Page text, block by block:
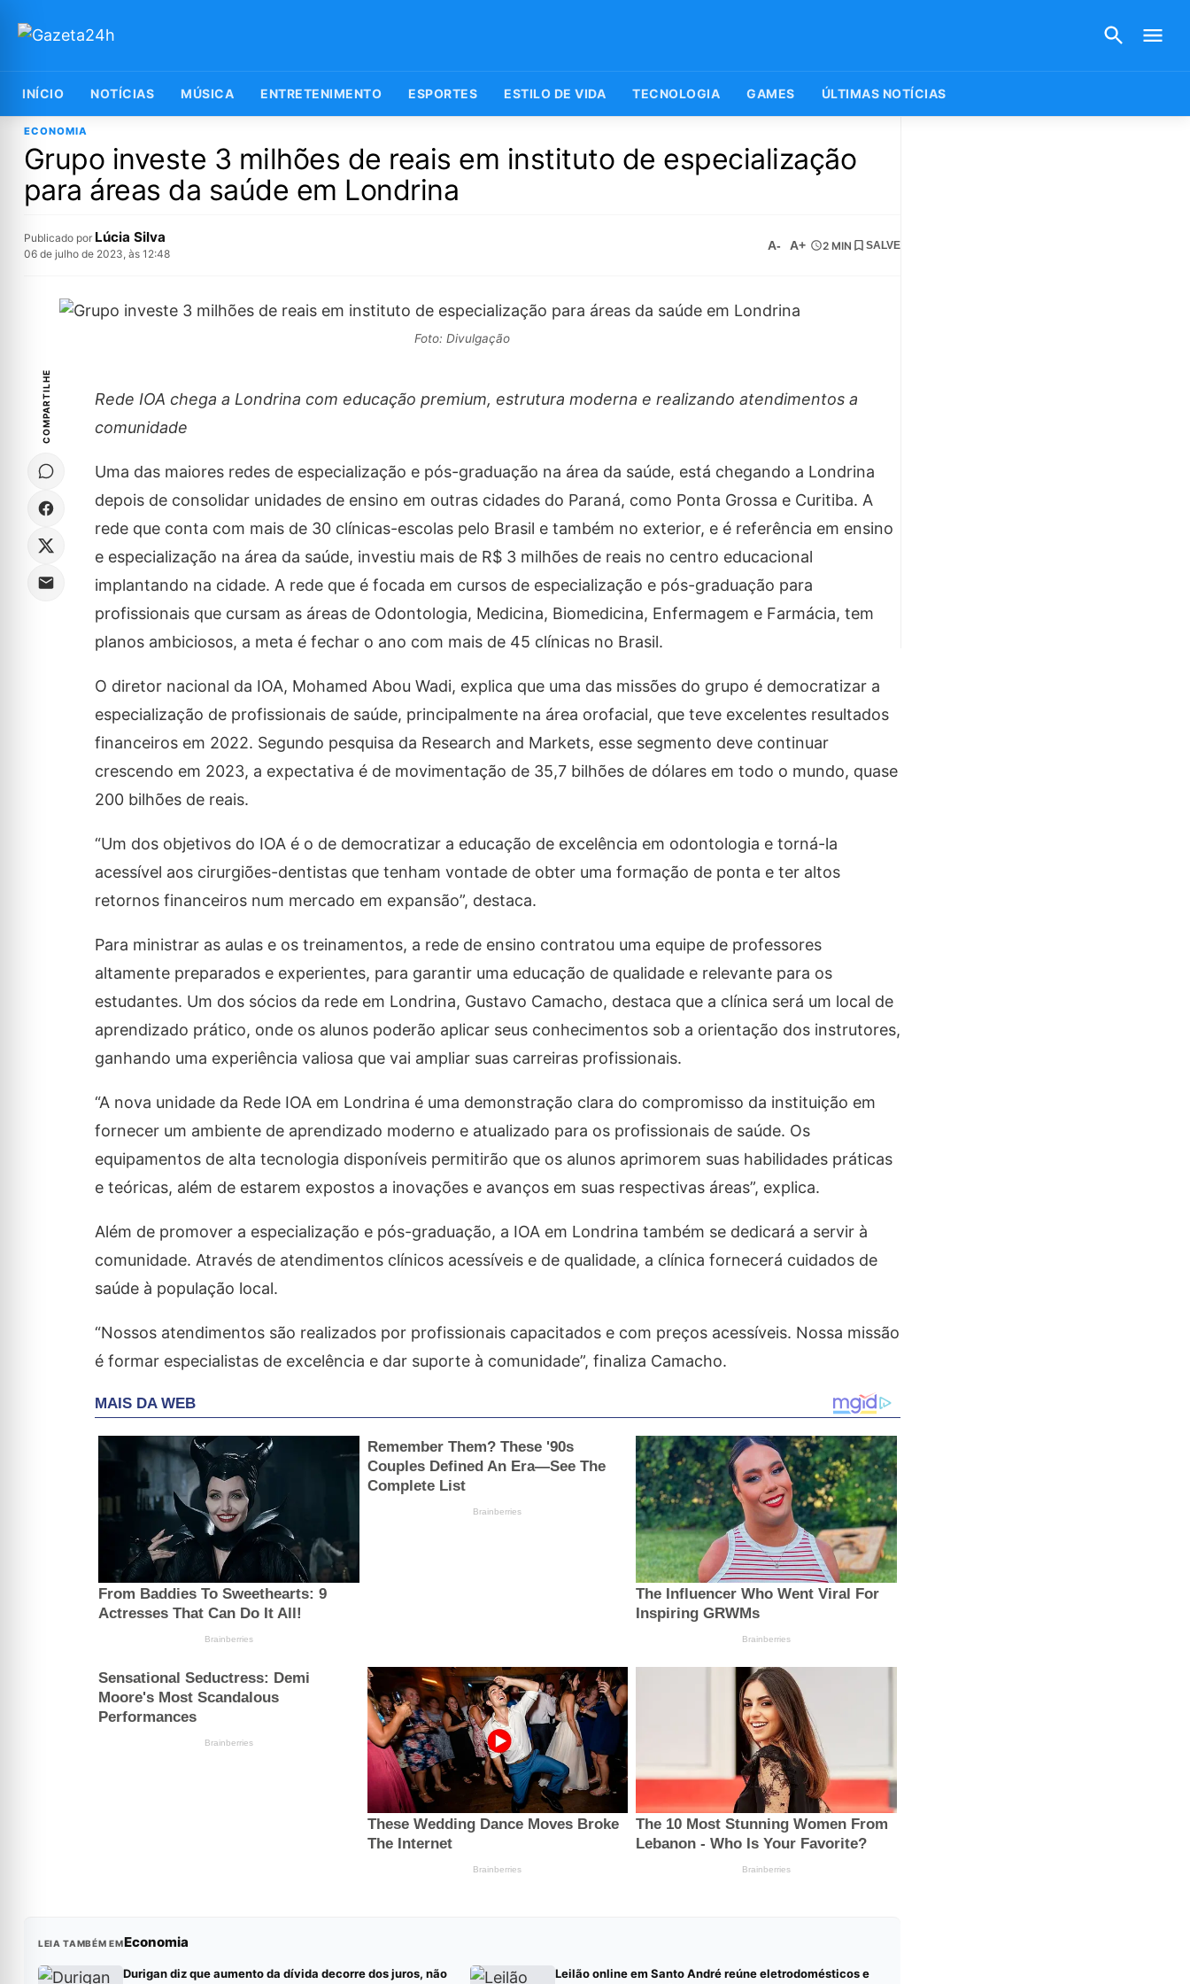
INÍCIO NOTÍCIAS MÚSICA ENTRETENIMENTO ESPORTES ESTILO DE VIDA TECNOLOGIA GAMES ÚLTIMAS NOTÍCIAS
ECONOMIA
Grupo investe 3 milhões de reais em instituto de especialização
para áreas da saúde em Londrina
Publicado por Lúcia Silva
06 de julho de 2023, às 12:48
A- A+ 2 MIN SALVE
Foto: Divulgação
COMPARTILHE
Rede IOA chega a Londrina com educação premium, estrutura moderna e realizando atendimentos a
comunidade
Uma das maiores redes de especialização e pós-graduação na área da saúde, está chegando a Londrina
depois de consolidar unidades de ensino em outras cidades do Paraná, como Ponta Grossa e Curitiba. A
rede que conta com mais de 30 clínicas-escolas pelo Brasil e também no exterior, e é referência em ensino
e especialização na área da saúde, investiu mais de R$ 3 milhões de reais no centro educacional
implantando na cidade. A rede que é focada em cursos de especialização e pós-graduação para
profissionais que cursam as áreas de Odontologia, Medicina, Biomedicina, Enfermagem e Farmácia, tem
planos ambiciosos, a meta é fechar o ano com mais de 45 clínicas no Brasil.
O diretor nacional da IOA, Mohamed Abou Wadi, explica que uma das missões do grupo é democratizar a
especialização de profissionais de saúde, principalmente na área orofacial, que teve excelentes resultados
financeiros em 2022. Segundo pesquisa da Research and Markets, esse segmento deve continuar
crescendo em 2023, a expectativa é de movimentação de 35,7 bilhões de dólares em todo o mundo, quase
200 bilhões de reais.
“Um dos objetivos do IOA é o de democratizar a educação de excelência em odontologia e torná-la
acessível aos cirurgiões-dentistas que tenham vontade de obter uma formação de ponta e ter altos
retornos financeiros num mercado em expansão”, destaca.
Para ministrar as aulas e os treinamentos, a rede de ensino contratou uma equipe de professores
altamente preparados e experientes, para garantir uma educação de qualidade e relevante para os
estudantes. Um dos sócios da rede em Londrina, Gustavo Camacho, destaca que a clínica será um local de
aprendizado prático, onde os alunos poderão aplicar seus conhecimentos sob a orientação dos instrutores,
ganhando uma experiência valiosa que vai ampliar suas carreiras profissionais.
“A nova unidade da Rede IOA em Londrina é uma demonstração clara do compromisso da instituição em
fornecer um ambiente de aprendizado moderno e atualizado para os profissionais de saúde. Os
equipamentos de alta tecnologia disponíveis permitirão que os alunos aprimorem suas habilidades práticas
e teóricas, além de estarem expostos a inovações e avanços em suas respectivas áreas”, explica.
Além de promover a especialização e pós-graduação, a IOA em Londrina também se dedicará a servir à
comunidade. Através de atendimentos clínicos acessíveis e de qualidade, a clínica fornecerá cuidados de
saúde à população local.
“Nossos atendimentos são realizados por profissionais capacitados e com preços acessíveis. Nossa missão
é formar especialistas de excelência e dar suporte à comunidade”, finaliza Camacho.
LEIA TAMBÉM EMEconomia
Durigan diz que aumento da dívida decorre dos juros, não
Leilão online em Santo André reúne eletrodomésticos e